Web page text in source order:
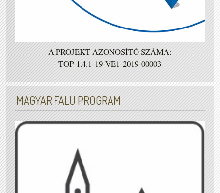
A PROJEKT AZONOSÍTÓ SZÁMA:
TOP-1.4.1-19-VE1-2019-00003
MAGYAR FALU PROGRAM